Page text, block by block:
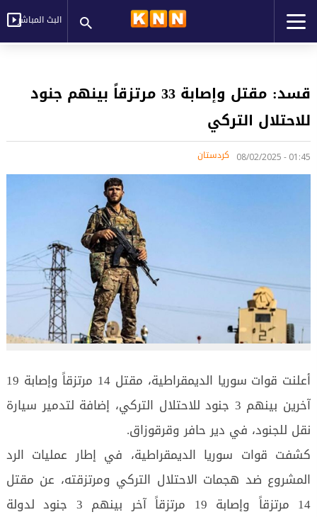
البث المباشر
قسد: مقتل وإصابة 33 مرتزقاً بينهم جنود
للاحتلال التركي
01:45 - 08/02/2025 کردستان
أعلنت قوات سوريا الديمقراطية، مقتل 14 مرتزقاً وإصابة 19
آخرين بينهم 3 جنود للاحتلال التركي، إضافة لتدمير سيارة
نقل للجنود، في دير حافر وقرقوزاق.
كشفت قوات سوريا الديمقراطية، في إطار عمليات الرد
المشروع ضد هجمات الاحتلال التركي ومرتزقته، عن مقتل
14 مرتزقاً وإصابة 19 مرتزقاً آخر بينهم 3 جنود لدولة